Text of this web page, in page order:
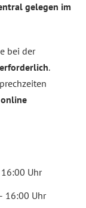
gelegen im
bei der
.
online
Uhr
16:00 Uhr